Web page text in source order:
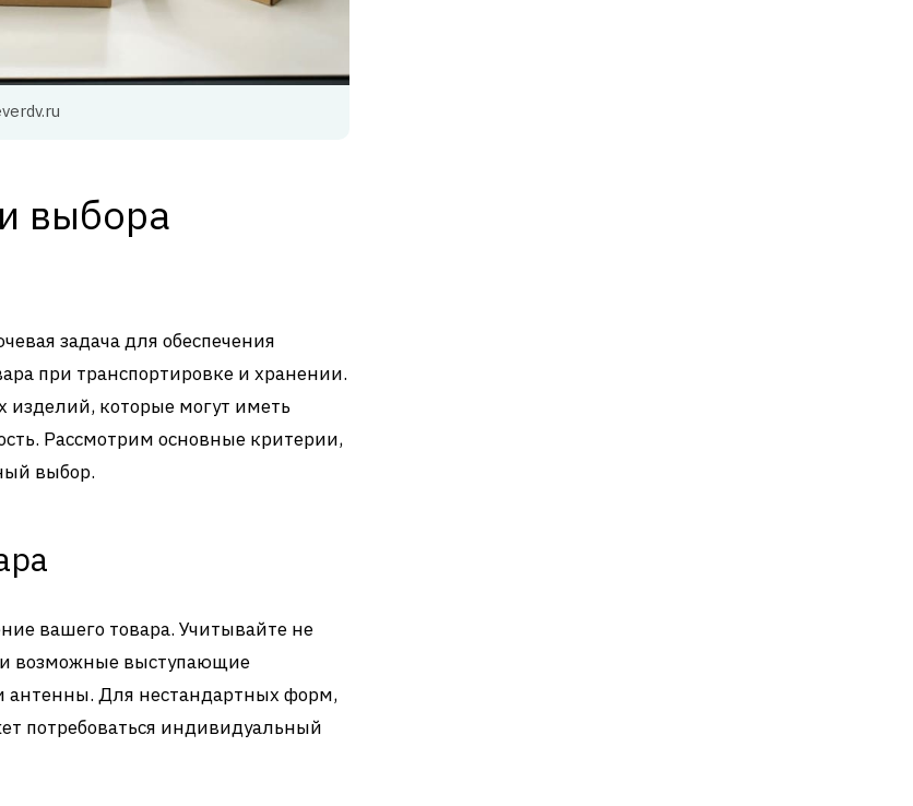
выбора
задача для обеспечения
при транспортировке и хранении.
изделий, которые могут иметь
Рассмотрим основные критерии,
выбор.
вашего товара. Учитывайте не
и возможные выступающие
антенны. Для нестандартных форм,
потребоваться индивидуальный